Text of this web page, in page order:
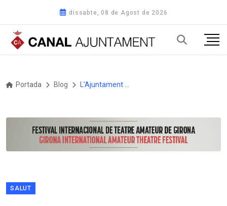
dissabte, 08 de Agost de 2026
Portada Blog
SALUT